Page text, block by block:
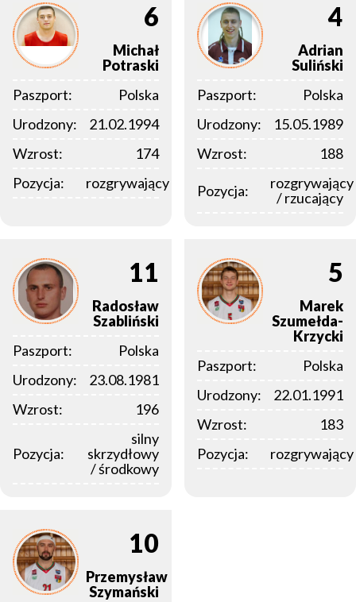
6
Michał
Potraski
Paszport:
Polska
Urodzony:
21.02.1994
Wzrost:
174
Pozycja:
rozgrywający
4
Adrian
Suliński
Paszport:
Polska
Urodzony:
15.05.1989
Wzrost:
188
Pozycja:
rozgrywający
/ rzucający
11
Radosław
Szabliński
Paszport:
Polska
Urodzony:
23.08.1981
Wzrost:
196
Pozycja:
silny
skrzydłowy
/ środkowy
5
Marek
Szumełda-
Krzycki
Paszport:
Polska
Urodzony:
22.01.1991
Wzrost:
183
Pozycja:
rozgrywający
10
Przemysław
Szymański